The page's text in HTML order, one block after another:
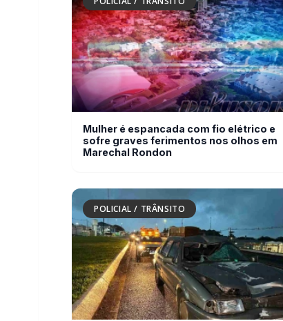
Mulher é espancada com fio elétrico e
sofre graves ferimentos nos olhos em
Marechal Rondon
POLICIAL / TRÂNSITO
Caminhoneiro morre atropelado na BR-
277 em Cascavel